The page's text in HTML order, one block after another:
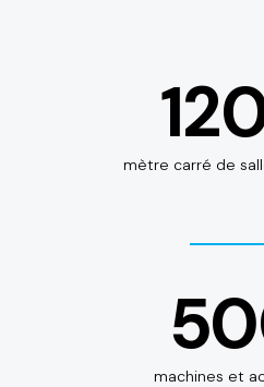
mètre carré de
machines et